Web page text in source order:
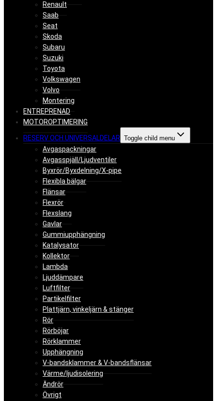
Renault
Saab
Seat
Skoda
Subaru
Suzuki
Toyota
Volkswagen
Volvo
Montering
ENTREPRENAD
MOTOROPTIMERING
RESERV OCH UNIVERSALDELAR Toggle child menu
Avgaspackningar
Avgasspjäll/Ljudventiler
Byxrör/Byxdelning/X-pipe
Flexibla bälgar
Flänsar
Flexrör
Flexslang
Gavlar
Gummiupphängning
Katalysator
Kollektor
Lambda
Ljuddämpare
Luftfilter
Partikelfilter
Plattjärn, vinkeljärn & stänger
Rör
Rörböjar
Rörklammer
Upphängning
V-bandsklammer & V-bandsflänsar
Värme/ljudisolering
Ändrör
Övrigt